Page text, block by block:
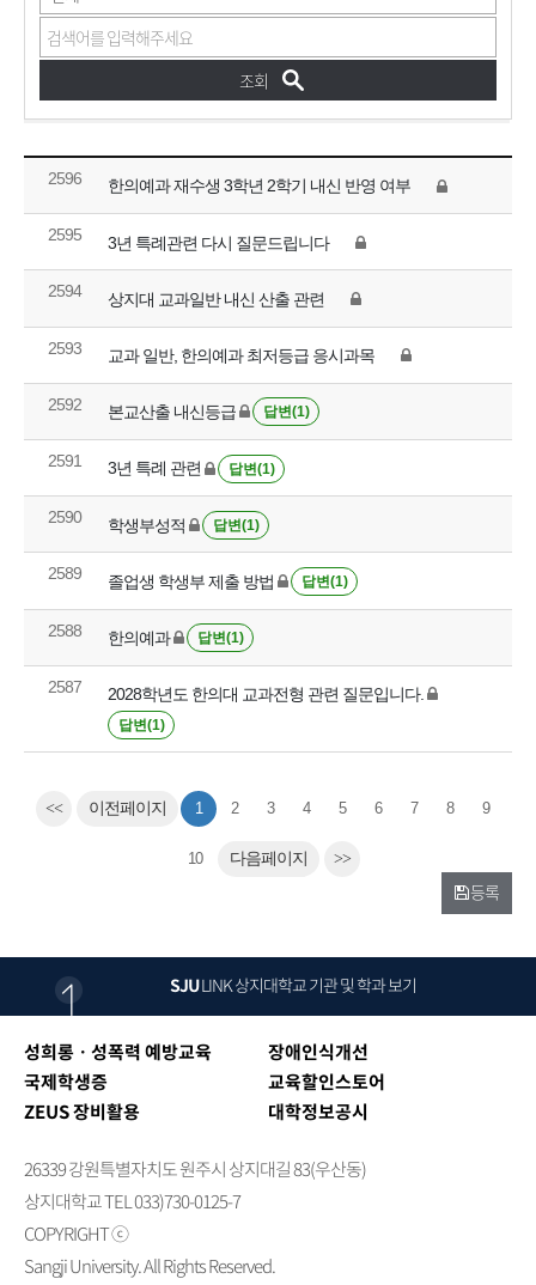
2596 한의예과 재수생 3학년 2학기 내신 반영 여부
2595 3년 특례관련 다시 질문드립니다
2594 상지대 교과일반 내신 산출 관련
2593 교과 일반, 한의예과 최저등급 응시과목
2592 본교산출 내신등급 답변(1)
2591 3년 특례 관련 답변(1)
2590 학생부성적 답변(1)
2589 졸업생 학생부 제출 방법 답변(1)
2588 한의예과 답변(1)
2587 2028학년도 한의대 교과전형 관련 질문입니다.
답변(1)
<< 이전페이지 1 2 3 4 5 6 7 8 9
10 다음페이지 >>
등록
SJULINK상지대학교 기관 및 학과 보기
성희롱ㆍ성폭력 예방교육
장애인식개선
국제학생증
교육할인스토어
ZEUS 장비활용
대학정보공시
26339 강원특별자치도 원주시 상지대길 83(우산동)
상지대학교 TEL 033)730-0125-7
COPYRIGHT ⓒ
Sangji University. All Rights Reserved.